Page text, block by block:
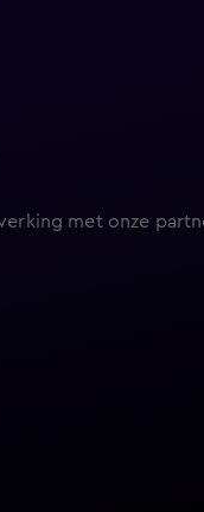
met onze